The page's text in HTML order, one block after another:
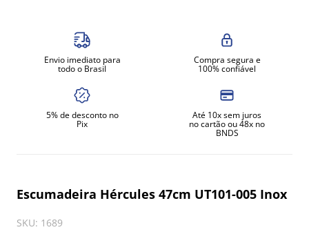
Envio imediato para
todo o Brasil
Compra segura e
100% confiável
5% de desconto no
Pix
Até 10x sem juros
no cartão ou 48x no
BNDS
Escumadeira Hércules 47cm UT101-005 Inox
SKU: 1689
exaustor
fritadeira